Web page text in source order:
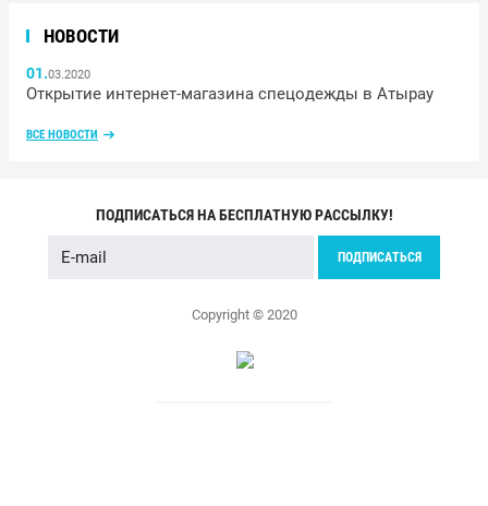
НОВОСТИ
01.03.2020
Открытие интернет-магазина спецодежды в Атырау
ВСЕ НОВОСТИ
ПОДПИСАТЬСЯ НА БЕСПЛАТНУЮ РАССЫЛКУ!
ПОДПИСАТЬСЯ
Copyright © 2020